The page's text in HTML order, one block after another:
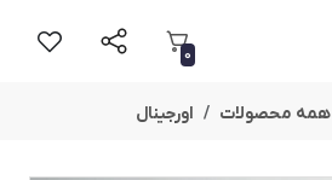
0
همه محصولات اورجینال